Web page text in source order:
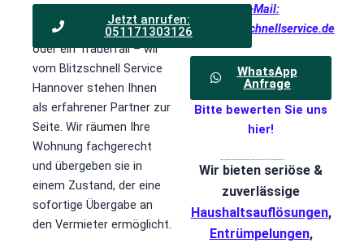
Jetzt anrufen:
051171303126
Seniorenheim, eine
berufliche Veränderung
oder ein Trauerfall – wir
vom Blitzschnell Service
Hannover stehen Ihnen
als erfahrener Partner zur
Seite. Wir räumen Ihre
Wohnung fachgerecht
und übergeben sie in
einem Zustand, der eine
sofortige Übergabe an
den Vermieter ermöglicht.
E-Mail:
info@blitzschnellservice.de
WhatsApp
Anfrage
Bitte bewerten Sie uns
hier!
Wir bieten seriöse &
zuverlässige
Haushaltsauflösungen,
Entrümpelungen,